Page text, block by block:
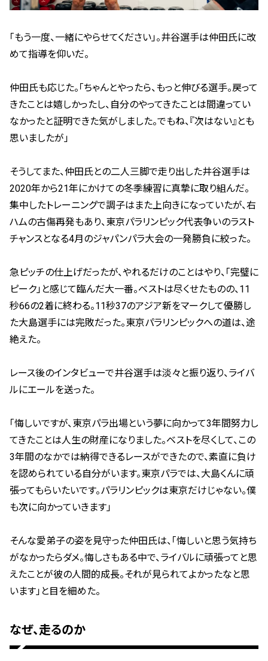
「もう一度、一緒にやらせてください」。井谷選手は仲田氏に改
めて指導を仰いだ。
仲田氏も応じた。「ちゃんとやったら、もっと伸びる選手。戻って
きたことは嬉しかったし、自分のやってきたことは間違ってい
なかったと証明できた気がしました。でもね、『次はない』とも
思いましたが」
そうしてまた、仲田氏との二人三脚で走り出した井谷選手は
2020年から21年にかけての冬季練習に真摯に取り組んだ。
集中したトレーニングで調子はまた上向きになっていたが、右
ハムの古傷再発もあり、東京パラリンピック代表争いのラスト
チャンスとなる4月のジャパンパラ大会の一発勝負に絞った。
急ピッチの仕上げだったが、やれるだけのことはやり、「完璧に
ピーク」と感じて臨んだ大一番。ベストは尽くせたものの、11
秒66の2着に終わる。11秒37のアジア新をマークして優勝し
た大島選手には完敗だった。東京パラリンピックへの道は、途
絶えた。
レース後のインタビューで井谷選手は淡々と振り返り、ライバ
ルにエールを送った。
「悔しいですが、東京パラ出場という夢に向かって3年間努力し
てきたことは人生の財産になりました。ベストを尽くして、この
3年間のなかでは納得できるレースができたので、素直に負け
を認められている自分がいます。東京パラでは、大島くんに頑
張ってもらいたいです。パラリンピックは東京だけじゃない。僕
も次に向かっていきます」
そんな愛弟子の姿を見守った仲田氏は、「悔しいと思う気持ち
がなかったらダメ。悔しさもある中で、ライバルに頑張ってと思
えたことが彼の人間的成長。それが見られてよかったなと思
います」と目を細めた。
なぜ、走るのか